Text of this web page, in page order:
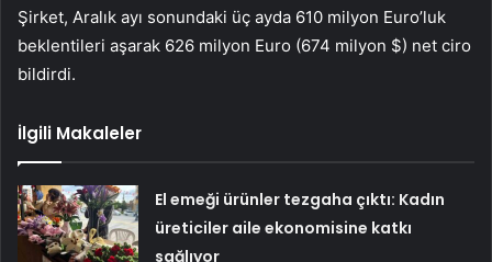
Şirket, Aralık ayı sonundaki üç ayda 610 milyon Euro’luk
beklentileri aşarak 626 milyon Euro (674 milyon $) net ciro
bildirdi.
İlgili Makaleler
El emeği ürünler tezgaha çıktı: Kadın
üreticiler aile ekonomisine katkı
sağlıyor